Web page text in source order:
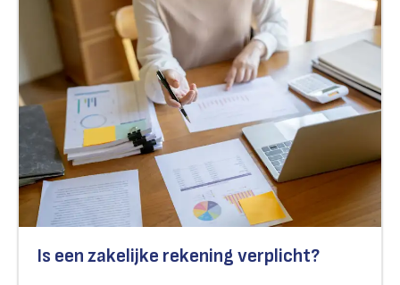
Is een zakelijke rekening verplicht?